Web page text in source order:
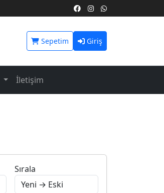
Sepetim Giriş
İletişim
Sırala